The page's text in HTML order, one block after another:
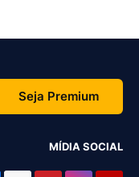
Seja Premium
MÍDIA SOCIAL